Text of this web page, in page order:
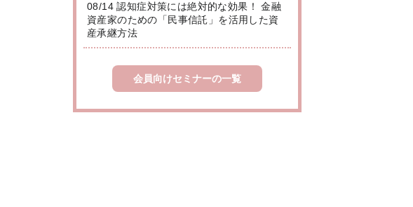
08/14 認知症対策には絶対的な効果！ 金融
資産家のための「民事信託」を活用した資
産承継方法
会員向けセミナーの一覧